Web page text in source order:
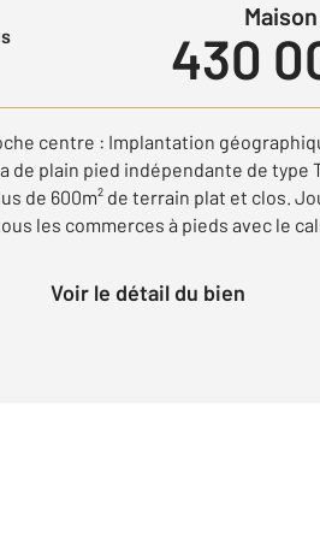
430
centre : Implantation
de plain pied indépendante de type
de 600m² de terrain plat et clos.
les commerces à pieds avec le
Voir le détail du bien